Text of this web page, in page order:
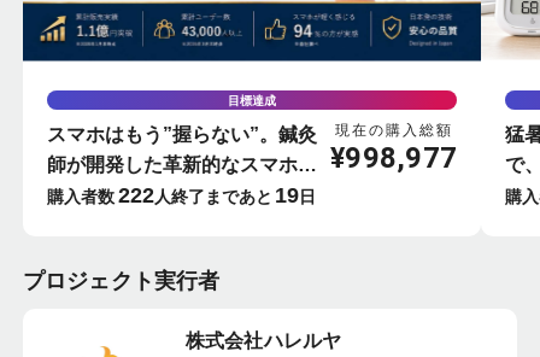
目標達成
スマホはもう”握らない”。鍼灸
師が開発した革新的なスマホリ
ング-SYANTO-
現在の購入総額
¥998,977
購入者数222人終了まであと 19日
猛
で
屋
購
プロジェクト実行者
株式会社ハレルヤ